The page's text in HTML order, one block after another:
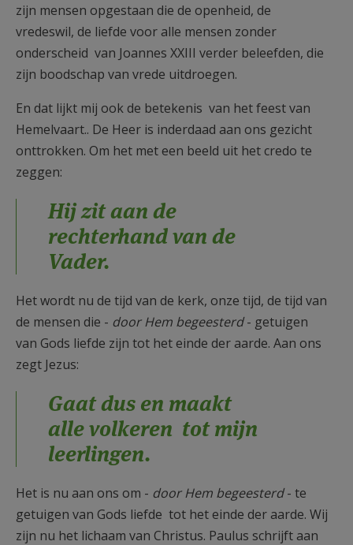
zijn mensen opgestaan die de openheid, de
vredeswil, de liefde voor alle mensen zonder
onderscheid van Joannes XXIII verder beleefden, die
zijn boodschap van vrede uitdroegen.
En dat lijkt mij ook de betekenis van het feest van
Hemelvaart.. De Heer is inderdaad aan ons gezicht
onttrokken. Om het met een beeld uit het credo te
zeggen:
Hij zit aan de
rechterhand van de
Vader.
Het wordt nu de tijd van de kerk, onze tijd, de tijd van
de mensen die - door Hem begeesterd- getuigen
van Gods liefde zijn tot het einde der aarde. Aan ons
zegt Jezus:
Gaat dus en maakt
alle volkeren tot mijn
leerlingen.
Het is nu aan ons om - door Hem begeesterd- te
getuigen van Gods liefde tot het einde der aarde. Wij
zijn nu het lichaam van Christus. Paulus schrijft aan